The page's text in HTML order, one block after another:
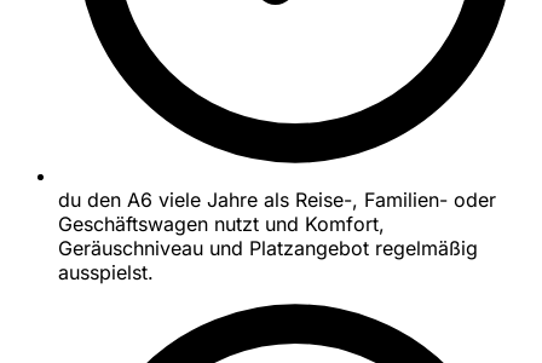
du den A6 viele Jahre als Reise-, Familien- oder
Geschäftswagen nutzt und Komfort,
Geräuschniveau und Platzangebot regelmäßig
ausspielst.